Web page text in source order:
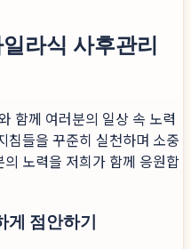
라식 사후관리
함께 여러분의 일상 속 노력
침들을 꾸준히 실천하며 소중
노력을 저희가 함께 응원합
게 점안하기